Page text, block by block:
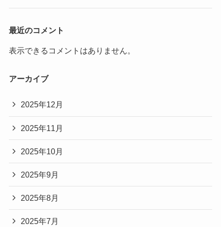
最近のコメント
表示できるコメントはありません。
アーカイブ
2025年12月
2025年11月
2025年10月
2025年9月
2025年8月
2025年7月